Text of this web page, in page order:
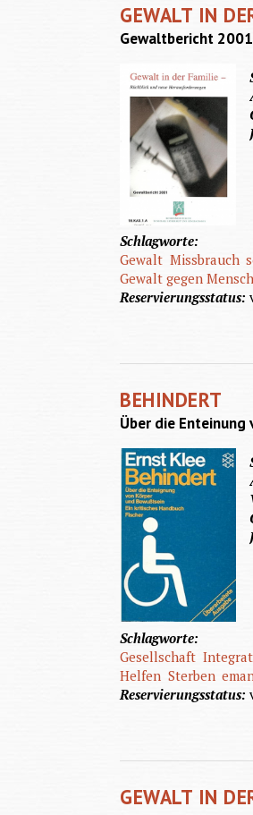
GEWALT IN
Gewaltbericht 2001
Schlagworte:
Gewalt Missbrauch
Gewalt gegen
Reservierungsstatus:
BEHINDERT
Über die Enteinung
Schlagworte:
Gesellschaft
Helfen Sterben
Reservierungsstatus:
GEWALT IN